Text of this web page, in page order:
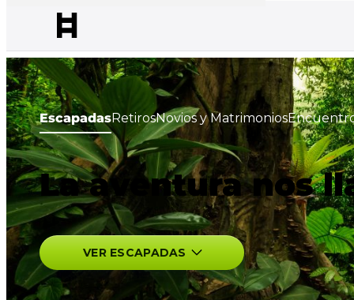
EscapadasRetirosNovios y Matrimonios
La aventura nos
VER ESCAPADAS